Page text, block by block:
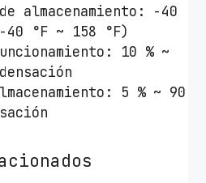
almacenamiento: -40
40 °F ~ 158 °F)
10 % ~
5 % ~ 90